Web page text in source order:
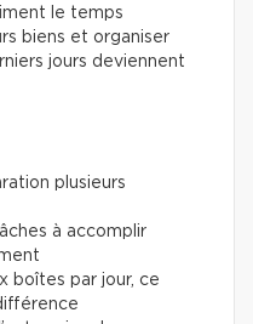
le temps
biens et organiser
jours deviennent
plusieurs
à accomplir
boîtes par jour, ce